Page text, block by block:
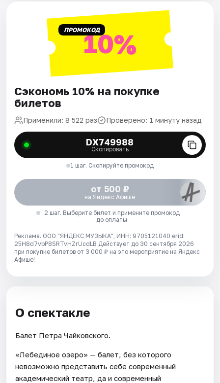
ПРОМОКОД10%
Сэкономь 10% на покупке
билетов
Применили: 8 522 раз Проверено: 1 минуту назад
DX749988
Скопировать
1 шаг. Скопируйте промокод
от 500 ₽
на Яндекс Афише
2 шаг. Выберите билет и примените промокод
до оплаты
Реклама. ООО "ЯНДЕКС МУЗЫКА", ИНН: 9705121040 erid:
25H8d7vbP8SRTvHZrUcdLB Действует до 30 сентября 2026
при покупке билетов от 3 000 ₽ на это мероприятие на Яндекс
Афише!
О спектакле
Балет Петра Чайковского.
«Лебединое озеро» — балет, без которого
невозможно представить себе современный
академический театр, да и современный